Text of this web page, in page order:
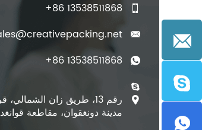
+86 13538511868
+86 13538511868
رقم 13، طريق زان
مدينة دونغقوان، مقاطعة